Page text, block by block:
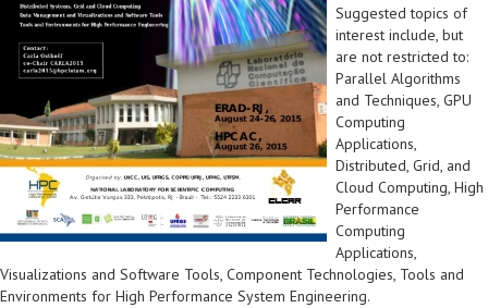
Suggested topics of
interest include, but
are not restricted to:
Parallel Algorithms
and Techniques, GPU
Computing
Applications,
Distributed, Grid, and
Cloud Computing, High
Performance
Computing
Applications,
Visualizations and Software Tools, Component Technologies, Tools and
Environments for High Performance System Engineering.